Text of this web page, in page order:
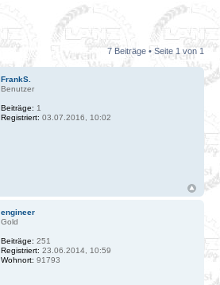
7 Beiträge • Seite 1 von 1
FrankS.
Benutzer
Beiträge: 1
Registriert: 03.07.2016, 10:02
engineer
Gold
Beiträge: 251
Registriert: 23.06.2014, 10:59
Wohnort: 91793